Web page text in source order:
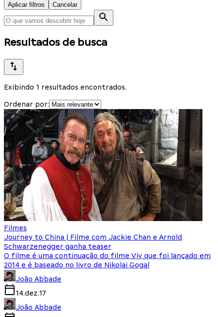
Aplicar filtros Cancelar
Resultados de busca
Exibindo 1 resultados encontrados.
Ordenar por:
Filmes
Journey to China | Filme com Jackie Chan e Arnold
Schwarzenegger ganha teaser
O filme é uma continuação do filme Viy que foi lançado em
2014 e é baseado no livro de Nikolai Gogal
João Abbade
14.dez.17
João Abbade